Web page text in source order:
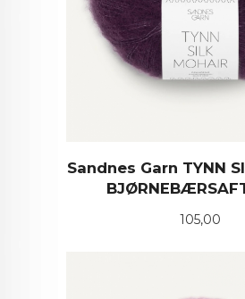
Sandnes Garn TYNN
Pris
105,00